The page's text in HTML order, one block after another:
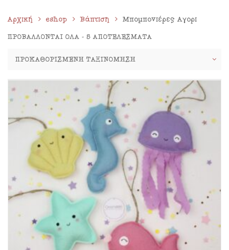
Αρχική eshop Βάπτιση Μπομπονιέρες Αγόρι
ΠΡΟΒΆΛΛΟΝΤΑΙ ΌΛΑ - 5 ΑΠΟΤΕΛΈΣΜΑΤΑ